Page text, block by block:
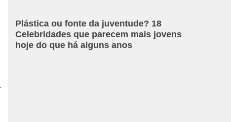
Plástica ou fonte da juventude? 18
Celebridades que parecem mais jovens
hoje do que há alguns anos